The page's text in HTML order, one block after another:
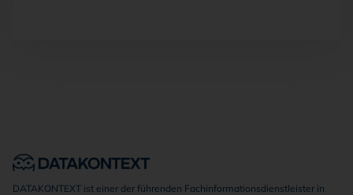
DATAKONTEXT ist einer der führenden Fachinformationsdienstleister in